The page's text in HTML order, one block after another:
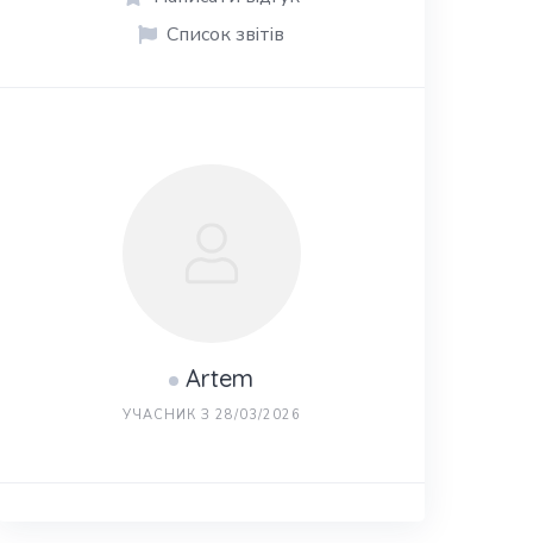
Список звітів
Artem
УЧАСНИК З 28/03/2026